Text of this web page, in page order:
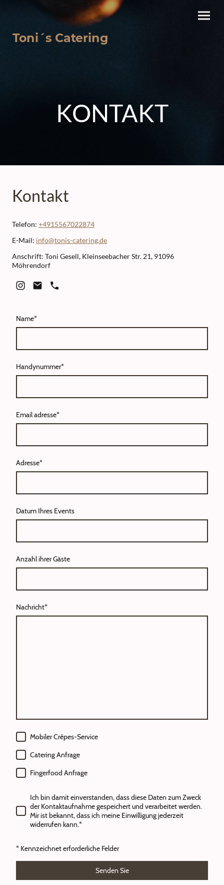
Toni´s Catering
KONTAKT
Kontakt
Telefon: +4915567022874
E-Mail: info@tonis-catering.de
Anschrift: Toni Gesell, Kleinseebacher Str. 21, 91096
Möhrendorf
Name*
Handynummer*
Email adresse*
Adresse*
Datum Ihres Events
Anzahl ihrer Gäste
Nachricht*
Mobiler Crêpes-Service
Catering Anfrage
Fingerfood Anfrage
Ich bin damit einverstanden, dass diese Daten zum Zweck
der Kontaktaufnahme gespeichert und verarbeitet werden.
Mir ist bekannt, dass ich meine Einwilligung jederzeit
widerrufen kann.*
* Kennzeichnet erforderliche Felder
Senden Sie